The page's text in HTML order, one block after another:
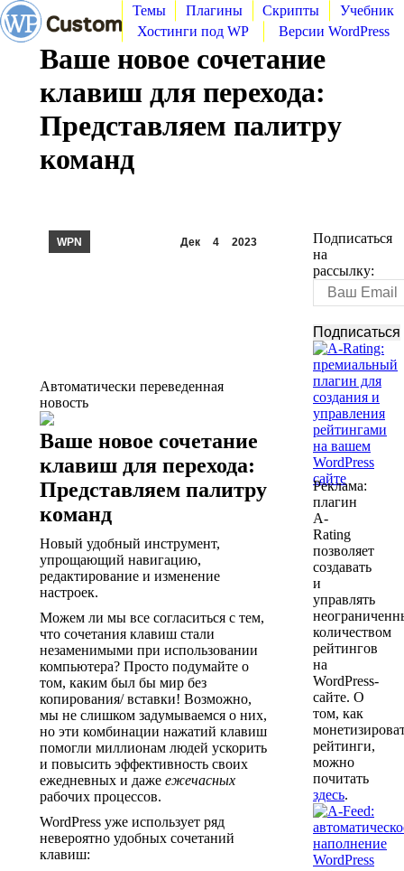
Темы Плагины Скрипты
Учебник
Хостинги под WP
Версии WordPress
Ваше новое сочетание
клавиш для перехода:
Представляем палитру
команд
Дек 4 2023
WPN
Автоматически переведенная
новость
Ваше новое сочетание
клавиш для перехода:
Представляем палитру
команд
Новый удобный инструмент,
упрощающий навигацию,
редактирование и изменение
настроек.
Можем ли мы все согласиться с тем,
что сочетания клавиш стали
незаменимыми при использовании
компьютера? Просто подумайте о
том, каким был бы мир без
копирования/ вставки! Возможно,
мы не слишком задумываемся о них,
но эти комбинации нажатий клавиш
помогли миллионам людей ускорить
и повысить эффективность своих
ежедневных и даже ежечасных
рабочих процессов.
WordPress уже использует ряд
невероятно удобных сочетаний
клавиш:
Подписаться
на
рассылку:
Реклама:
плагин
A-
Rating
позволяет
создавать
и
управлять
количеством
рейтингов
на
WordPress-
сайте. О
том, как
рейтинги,
можно
почитать
здесь.